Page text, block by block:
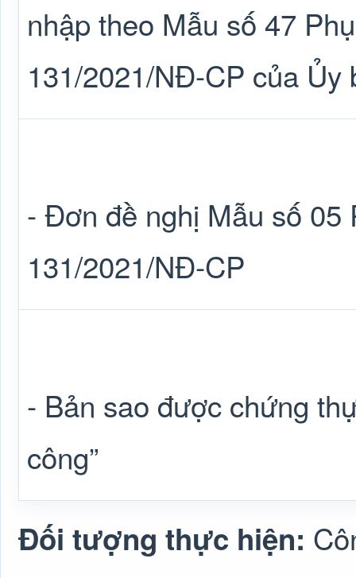
nhập theo Mẫu số 47
131/2021/NĐ-CP của Ủy
- Đơn đề nghị Mẫu số 05
131/2021/NĐ-CP
- Bản sao được chứng
công”
Đối tượng thực hiện: